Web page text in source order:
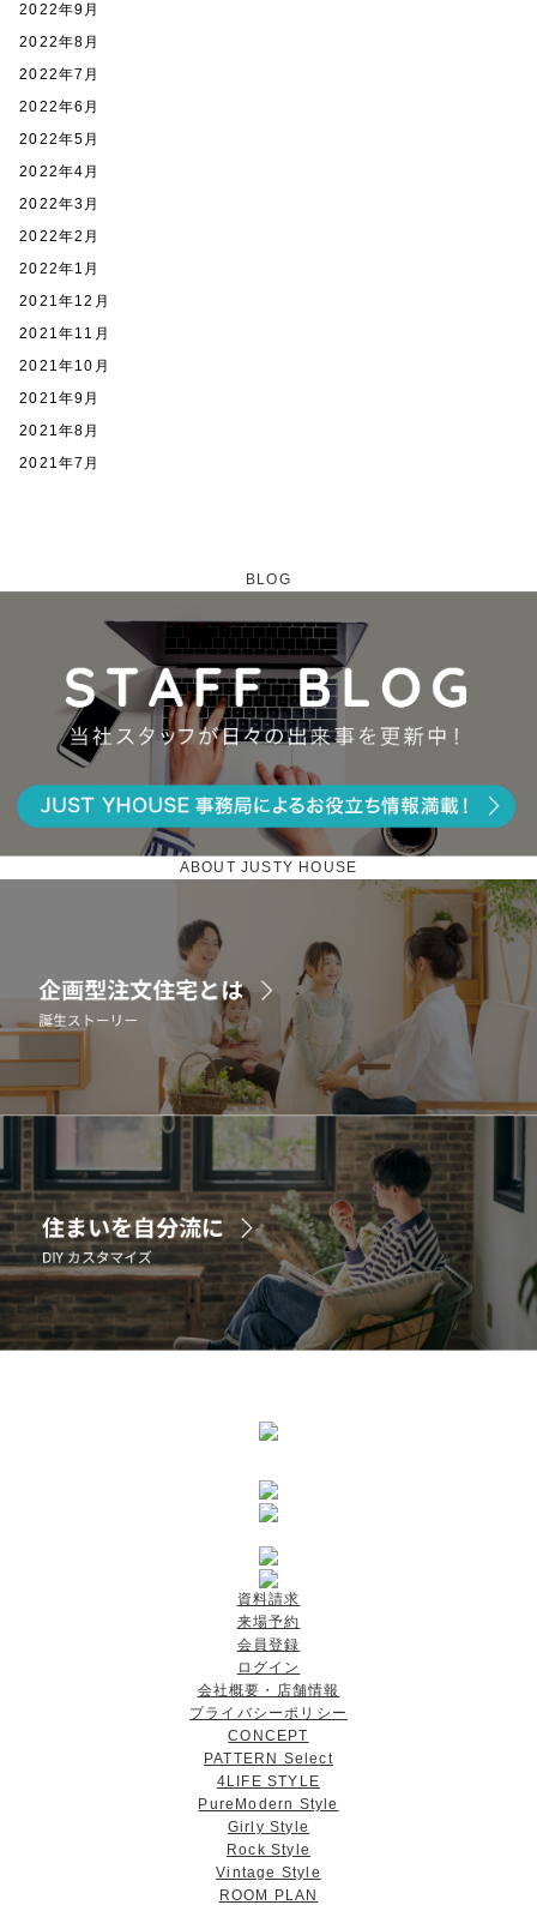
2022年9月
2022年8月
2022年7月
2022年6月
2022年5月
2022年4月
2022年3月
2022年2月
2022年1月
2021年12月
2021年11月
2021年10月
2021年9月
2021年8月
2021年7月
BLOG
ABOUT JUSTY HOUSE
資料請求
来場予約
会員登録
ログイン
会社概要・店舗情報
プライバシーポリシー
CONCEPT
PATTERN Select
4LIFE STYLE
PureModern Style
Girly Style
Rock Style
Vintage Style
ROOM PLAN